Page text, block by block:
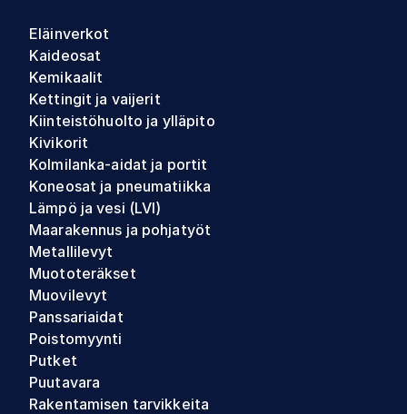
Eläinverkot
Kaideosat
Kemikaalit
Kettingit ja vaijerit
Kiinteistöhuolto ja ylläpito
Kivikorit
Kolmilanka-aidat ja portit
Koneosat ja pneumatiikka
Lämpö ja vesi (LVI)
Maarakennus ja pohjatyöt
Metallilevyt
Muototeräkset
Muovilevyt
Panssariaidat
Poistomyynti
Putket
Puutavara
Rakentamisen tarvikkeita